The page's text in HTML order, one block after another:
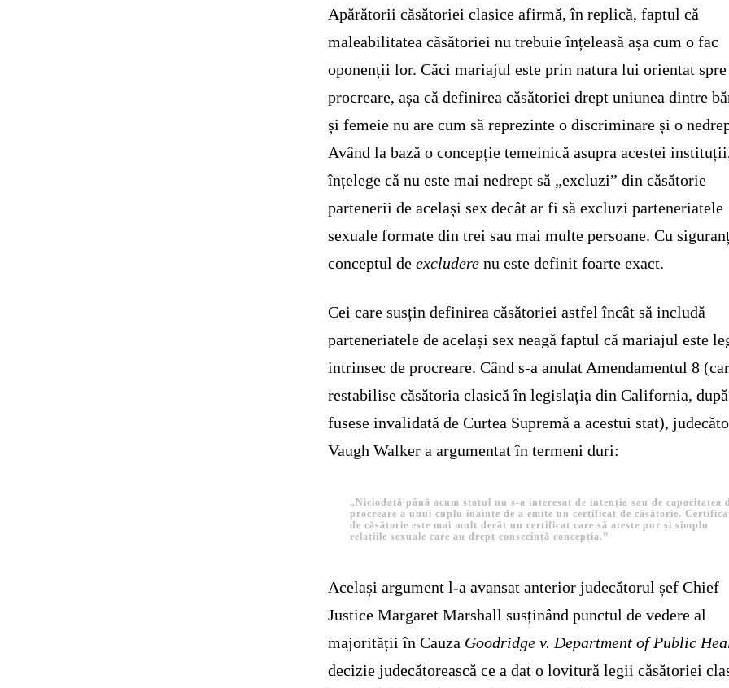
Apărătorii căsătoriei clasice afirmă, în replică, faptul că
maleabilitatea căsătoriei nu trebuie înțeleasă așa cum o fac
oponenții lor. Căci mariajul este prin natura lui orientat spre
procreare, așa că definirea căsătoriei drept uniunea dintre
și femeie nu are cum să reprezinte o discriminare și o
Având la bază o concepție temeinică asupra acestei
înțelege că nu este mai nedrept să „excluzi” din căsătorie
partenerii de același sex decât ar fi să excluzi parteneriatele
sexuale formate din trei sau mai multe persoane. Cu
conceptul deexcludere nu este definit foarte exact.
Cei care susțin definirea căsătoriei astfel încât să includă
parteneriatele de același sex neagă faptul că mariajul este
intrinsec de procreare. Când s-a anulat Amendamentul 8
restabilise căsătoria clasică în legislația din California,
fusese invalidată de Curtea Supremă a acestui stat),
Vaugh Walker a argumentat în termeni duri:
„Niciodată până acum statul nu s-a interesat de intenția sau de capacitatea
procreare a unui cuplu înainte de a emite un certificat de căsătorie.
de căsătorie este mai mult decât un certificat care să ateste pur și simplu
relațiile sexuale care au drept consecință concepția.”
Același argument l-a avansat anterior judecătorul șef Chief
Justice Margaret Marshall susținând punctul de vedere al
majorității în Cauza Goodridge v. Department of Public
decizie judecătorească ce a dat o lovitură legii căsătoriei